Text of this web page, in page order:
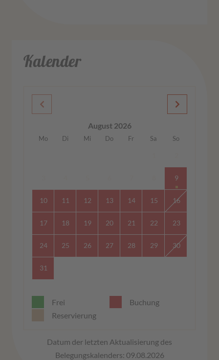
Kalender
August 2026
Mo Di Mi Do Fr Sa So
9
10 11 12 13 14 15 16
17 18 19 20 21 22 23
24 25 26 27 28 29 30
31
Frei
Buchung
Reservierung
Datum der letzten Aktualisierung des
Belegungskalenders: 09.08.2026